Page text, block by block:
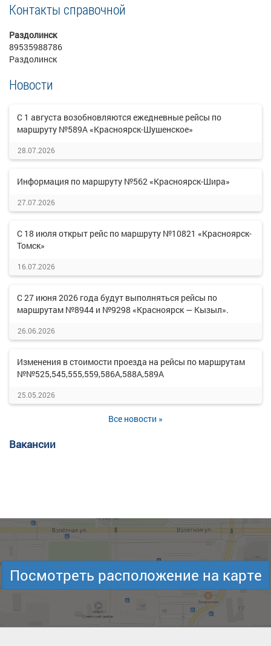
Контакты справочной
Раздолинск
89535988786
Раздолинск
Новости
С 1 августа возобновляются ежедневные рейсы по
маршруту №589А «Красноярск-Шушенское»
28.07.2026
Информация по маршруту №562 «Красноярск-Шира»
27.07.2026
С 18 июля открыт рейс по маршруту №10821 «Красноярск-
Томск»
16.07.2026
С 27 июня 2026 года будут выполняться рейсы по
маршрутам №8944 и №9298 «Красноярск — Кызыл».
26.06.2026
Изменения в стоимости проезда на рейсы по маршрутам
№№525,545,555,559,586А,588А,589А
25.05.2026
Все новости »
Вакансии
Посмотреть расположение на карте